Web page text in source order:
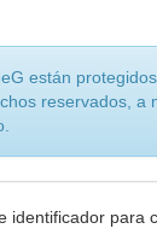
están
reservados, a
identificador para